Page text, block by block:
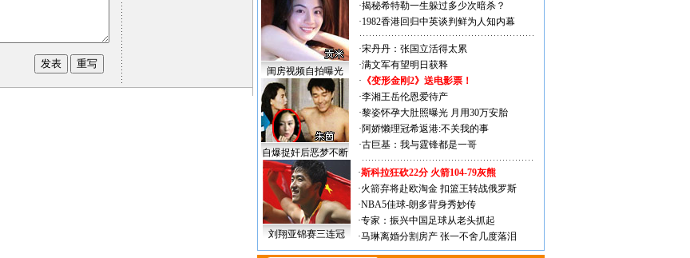
闺房视频自拍曝光
自爆捉奸后恶梦不断
·揭秘希特勒一生躲过多少次暗杀？
·1982香港回归中英谈判鲜为人知内幕
·宋丹丹：张国立活得太累
·满文军有望明日获释
· 《变形金刚2》送电影票！
·李湘王岳伦恩爱待产
·黎姿怀孕大肚照曝光 月用30万安胎
·阿娇懒理冠希返港:不关我的事
·古巨基：我与霆锋都是一哥
刘翔亚锦赛三连冠
·斯科拉狂砍22分 火箭104-79灰熊
·火箭弃将赴欧淘金 扣篮王转战俄罗斯
·NBA5佳球-朗多背身秀妙传
·专家：振兴中国足球从老头抓起
·马琳离婚分割房产 张一不舍几度落泪